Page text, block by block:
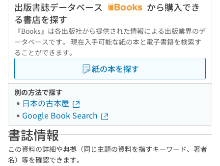
出版書誌データベース
から購入でき
る書店を探す
『Books』は各出版社から提供された情報による出版業界のデ
ータベースです。 現在入手可能な紙の本と電子書籍を検索す
ることができます。
紙の本を探す
別の方法で探す
日本の古本屋
Google Book Search
書誌情報
この資料の詳細や典拠（同じ主題の資料を指すキーワード、著者
名）等を確認できます。